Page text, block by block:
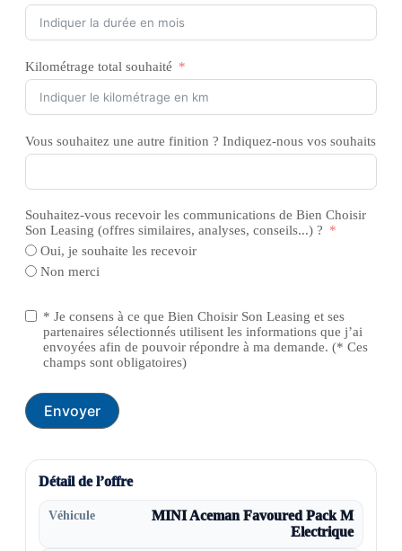
Kilométrage total souhaité
Vous souhaitez une autre finition ? Indiquez-nous vos souhaits
Souhaitez-vous recevoir les communications de Bien Choisir
Son Leasing (offres similaires, analyses, conseils...) ?
Oui, je souhaite les recevoir
Non merci
* Je consens à ce que Bien Choisir Son Leasing et ses
partenaires sélectionnés utilisent les informations que j’ai
envoyées afin de pouvoir répondre à ma demande. (* Ces
champs sont obligatoires)
Envoyer
Détail de l’offre
Véhicule
MINI Aceman Favoured Pack M
Electrique